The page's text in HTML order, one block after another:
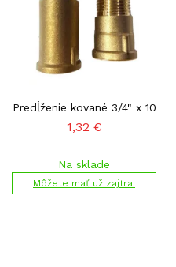
Predĺženie kované 3/4" x 10
1,32 €
Na sklade
Môžete mať už zajtra.